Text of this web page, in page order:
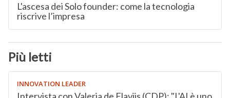
L'ascesa dei Solo founder: come la tecnologia
riscrive l’impresa
Più letti
INNOVATION LEADER